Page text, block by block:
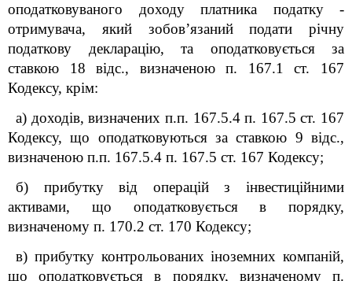
оподатковуваного доходу платника податку -
отримувача, який зобов’язаний подати річну
податкову декларацію, та оподатковується за
ставкою 18 відс., визначеною п. 167.1 ст. 167
Кодексу, крім:
а) доходів, визначених п.п. 167.5.4 п. 167.5 ст. 167
Кодексу, що оподатковуються за ставкою 9 відс.,
визначеною п.п. 167.5.4 п. 167.5 ст. 167 Кодексу;
б) прибутку від операцій з інвестиційними
активами, що оподатковується в порядку,
визначеному п. 170.2 ст. 170 Кодексу;
в) прибутку контрольованих іноземних компаній,
що оподатковується в порядку, визначеному п.